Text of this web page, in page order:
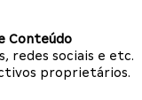
Conteúdo
redes sociais e etc.
proprietários.